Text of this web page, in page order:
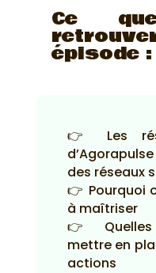
Ce
épisode :
👉 Les
des réseaux
👉 Pourquoi
à maîtriser
👉 Quelles
mettre en
actions